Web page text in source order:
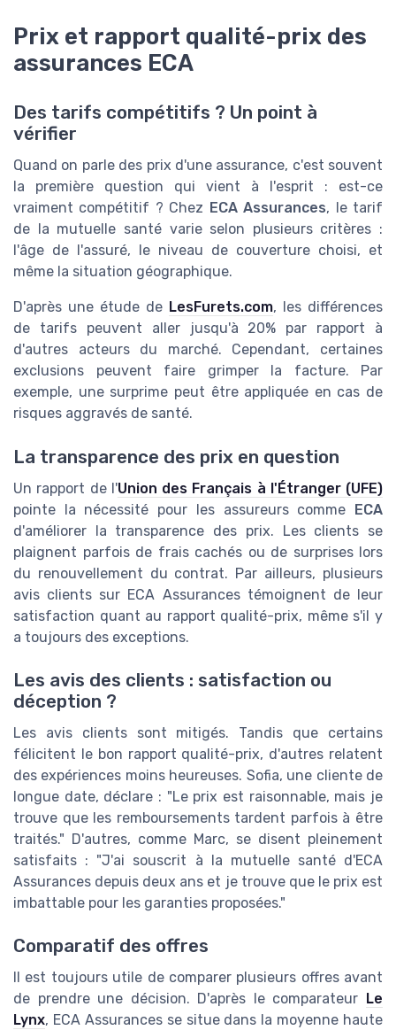
Prix et rapport qualité-prix des
assurances ECA
Des tarifs compétitifs ? Un point à
vérifier
Quand on parle des prix d'une assurance, c'est souvent
la première question qui vient à l'esprit : est-ce
vraiment compétitif ? Chez ECA Assurances, le tarif
de la mutuelle santé varie selon plusieurs critères :
l'âge de l'assuré, le niveau de couverture choisi, et
même la situation géographique.
D'après une étude de LesFurets.com, les différences
de tarifs peuvent aller jusqu'à 20% par rapport à
d'autres acteurs du marché. Cependant, certaines
exclusions peuvent faire grimper la facture. Par
exemple, une surprime peut être appliquée en cas de
risques aggravés de santé.
La transparence des prix en question
Un rapport de l'Union des Français à l'Étranger (UFE)
pointe la nécessité pour les assureurs comme ECA
d'améliorer la transparence des prix. Les clients se
plaignent parfois de frais cachés ou de surprises lors
du renouvellement du contrat. Par ailleurs, plusieurs
avis clients sur ECA Assurances témoignent de leur
satisfaction quant au rapport qualité-prix, même s'il y
a toujours des exceptions.
Les avis des clients : satisfaction ou
déception ?
Les avis clients sont mitigés. Tandis que certains
félicitent le bon rapport qualité-prix, d'autres relatent
des expériences moins heureuses. Sofia, une cliente de
longue date, déclare : "Le prix est raisonnable, mais je
trouve que les remboursements tardent parfois à être
traités." D'autres, comme Marc, se disent pleinement
satisfaits : "J'ai souscrit à la mutuelle santé d'ECA
Assurances depuis deux ans et je trouve que le prix est
imbattable pour les garanties proposées."
Comparatif des offres
Il est toujours utile de comparer plusieurs offres avant
de prendre une décision. D'après le comparateur
Le
Lynx, ECA Assurances se situe dans la moyenne haute